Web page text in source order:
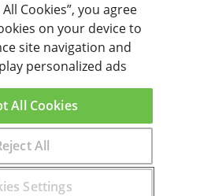
el curso que buscas
Cookies”, you agree
on your device to
site navigation and
personalized ads
Settings
All
All Cookies